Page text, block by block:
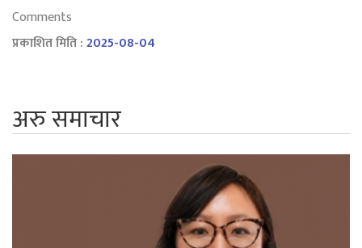
Comments
प्रकाशित मिति :2025-08-04
अरु समाचार